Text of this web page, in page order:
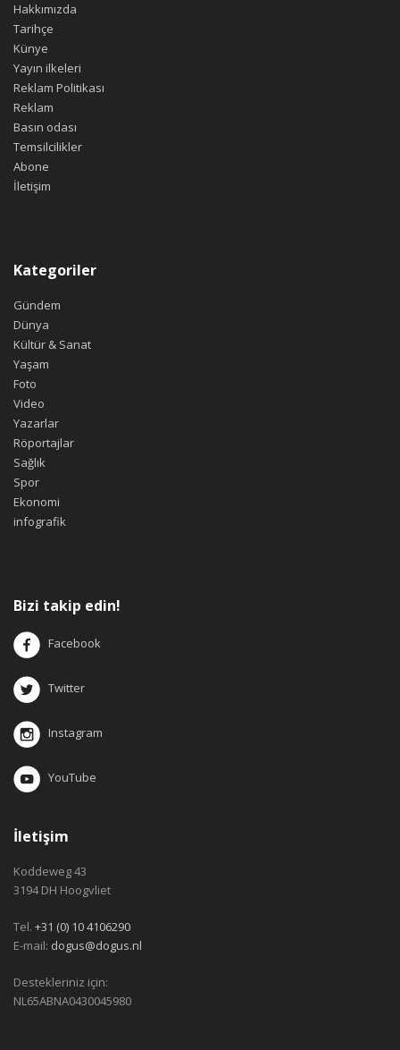
Hakkımızda
Tarihçe
Künye
Yayın ilkeleri
Reklam Politikası
Reklam
Basın odası
Temsilcilikler
Abone
İletişim
Kategoriler
Gündem
Dünya
Kültür & Sanat
Yaşam
Foto
Video
Yazarlar
Röportajlar
Sağlık
Spor
Ekonomi
infografik
Bizi takip edin!
Facebook
Twitter
Instagram
YouTube
İletişim
Koddeweg 43
3194 DH Hoogvliet
Tel. +31 (0) 10 4106290
E-mail: dogus@dogus.nl
Destekleriniz için:
NL65ABNA0430045980